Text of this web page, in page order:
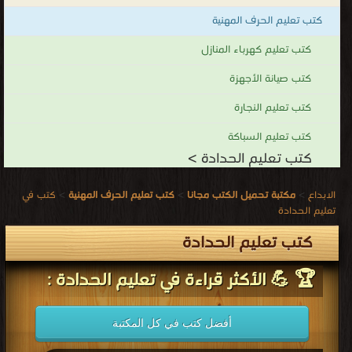
وتجهيزات
الإضاءة
والأثاث
والتماثيل
والمعدات
والأدوات
الزراعية
إلى
مواد
الزخرفة
والمستلزمات
الدينية
وأواني
وأيضًا
كتب تعليم الحرف المهنية
كتب تعليم كهرباء المنازل
كتب صيانة الأجهزة
كتب تعليم النجارة
كتب تعليم السباكة
كتب تعليم الحدادة >
الابداع > مكتبة تحميل الكتب مجانا > كتب تعليم الحرف المهنية > كتب في
تعليم الحدادة
كتب تعليم الحدادة
🏆 💪 الأكثر قراءة في تعليم الحدادة :
أفضل كتب في كل المكتبة